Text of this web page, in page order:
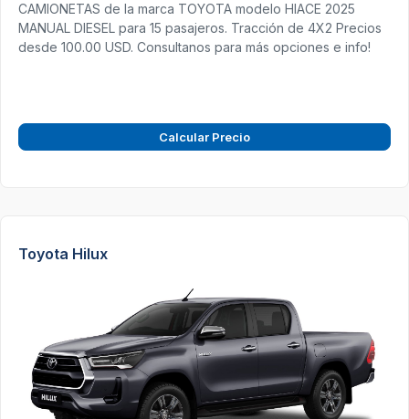
CAMIONETAS de la marca TOYOTA modelo HIACE 2025
MANUAL DIESEL para 15 pasajeros. Tracción de 4X2 Precios
desde 100.00 USD. Consultanos para más opciones e info!
Calcular Precio
Toyota Hilux